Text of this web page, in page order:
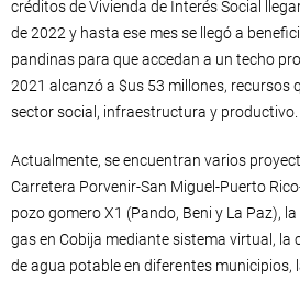
créditos de Vivienda de Interés Social
de 2022 y hasta ese mes se llegó a
pandinas para que accedan a un techo
2021 alcanzó a $us 53 millones, recursos
sector social, infraestructura y productivo.
Actualmente, se encuentran varios
Carretera Porvenir-San Miguel-Puerto
pozo gomero X1 (Pando, Beni y La Paz),
gas en Cobija mediante sistema virtual, la
de agua potable en diferentes municipios,